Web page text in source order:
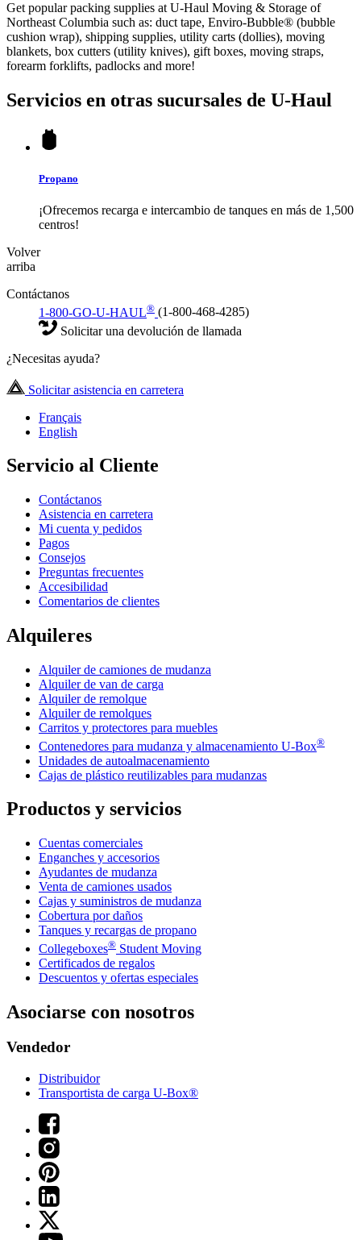
Get popular packing supplies at U-Haul Moving & Storage of
Northeast Columbia such as: duct tape, Enviro-Bubble® (bubble
cushion wrap), shipping supplies, utility carts (dollies), moving
blankets, box cutters (utility knives), gift boxes, moving straps,
forearm forklifts, padlocks and more!
Servicios en otras sucursales de U-Haul
Propano
¡Ofrecemos recarga e intercambio de tanques en más de 1,500
centros!
Volver
arriba
Contáctanos
1-800-GO-U-HAUL® (1-800-468-4285)
Solicitar una devolución de llamada
¿Necesitas ayuda?
Solicitar asistencia en carretera
Français
English
Servicio al Cliente
Contáctanos
Asistencia en carretera
Mi cuenta y pedidos
Pagos
Consejos
Preguntas frecuentes
Accesibilidad
Comentarios de clientes
Alquileres
Alquiler de camiones de mudanza
Alquiler de van de carga
Alquiler de remolque
Alquiler de remolques
Carritos y protectores para muebles
Contenedores para mudanza y almacenamiento U-Box®
Unidades de autoalmacenamiento
Cajas de plástico reutilizables para mudanzas
Productos y servicios
Cuentas comerciales
Enganches y accesorios
Ayudantes de mudanza
Venta de camiones usados
Cajas y suministros de mudanza
Cobertura por daños
Tanques y recargas de propano
Collegeboxes® Student Moving
Certificados de regalos
Descuentos y ofertas especiales
Asociarse con nosotros
Vendedor
Distribuidor
Transportista de carga U-Box®